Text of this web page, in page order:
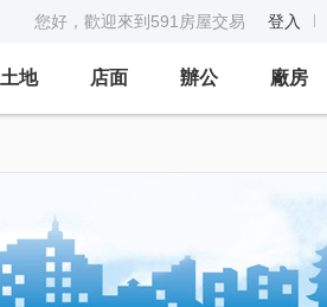
您好，歡迎來到591房屋交易 登入
土地 店面 辦公 廠房